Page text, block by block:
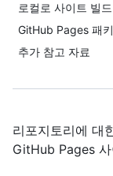
로컬로 사이트 빌드
GitHub Pages 패
추가 참고 자료
리포지토리에 대
GitHub Pages